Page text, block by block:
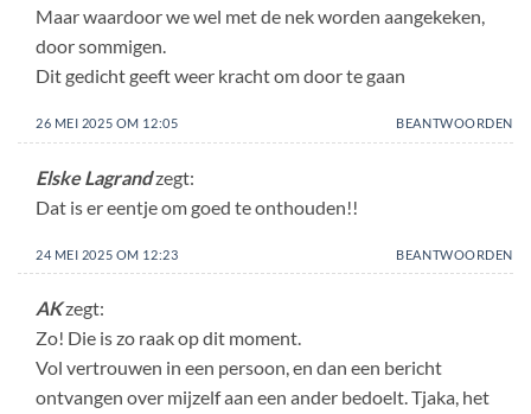
Maar waardoor we wel met de nek worden aangekeken,
door sommigen.
Dit gedicht geeft weer kracht om door te gaan
26 MEI 2025 OM 12:05 BEANTWOORDEN
Elske Lagrandzegt:
Dat is er eentje om goed te onthouden!!
24 MEI 2025 OM 12:23 BEANTWOORDEN
AKzegt:
Zo! Die is zo raak op dit moment.
Vol vertrouwen in een persoon, en dan een bericht
ontvangen over mijzelf aan een ander bedoelt. Tjaka, het